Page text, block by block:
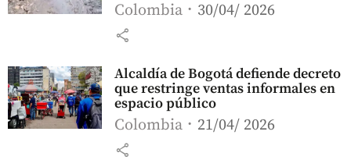
Colombia 30/04/ 2026
share
Alcaldía de Bogotá defiende decreto
que restringe ventas informales en
espacio público
Colombia 21/04/ 2026
share